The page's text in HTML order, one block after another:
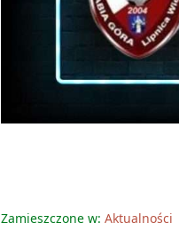
Zamieszczone w: Aktualności